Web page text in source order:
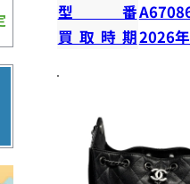
型番
買取時期2026